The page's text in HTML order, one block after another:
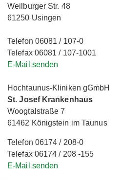
Weilburger Str. 48
61250 Usingen
Telefon 06081 / 107-0
Telefax 06081 / 107-1001
E-Mail senden
Hochtaunus-Kliniken gGmbH
St. Josef Krankenhaus
Woogtalstraße 7
61462 Königstein im Taunus
Telefon 06174 / 208-0
Telefax 06174 / 208 -155
E-Mail senden